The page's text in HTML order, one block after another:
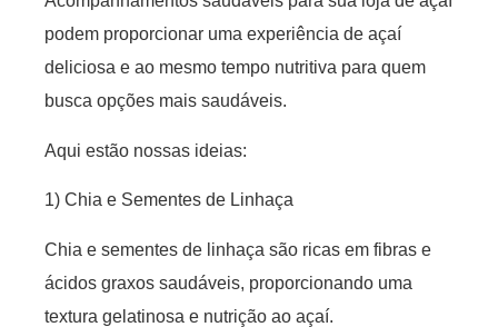
podem proporcionar uma experiência de açaí
deliciosa e ao mesmo tempo nutritiva para quem
busca opções mais saudáveis.
Aqui estão nossas ideias:
1) Chia e Sementes de Linhaça
Chia e sementes de linhaça são ricas em fibras e
ácidos graxos saudáveis, proporcionando uma
textura gelatinosa e nutrição ao açaí.